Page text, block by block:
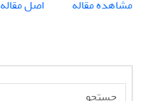
مشاهده مقاله
اصل مقاله